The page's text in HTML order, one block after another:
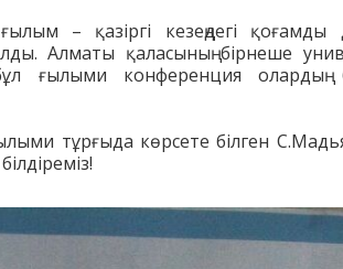
– қазіргі кезеңдегі қоғамды
Алматы қаласының бірнеше
ғылыми конференция
тұрғыда көрсете білген